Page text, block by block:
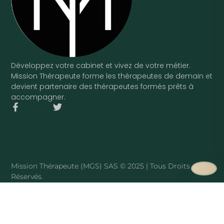
Développez votre cabinet et vivez de votre métier.
Mission Thérapeute forme les thérapeutes de demain et
devient partenaire des thérapeutes formés prêts à
accompagner.
F
k
-
T
Mission Thérapeute (MGS) SAS © 2025 | Tous Droits
Réservés.